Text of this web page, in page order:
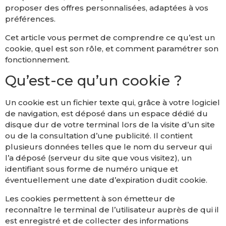
proposer des offres personnalisées, adaptées à vos
préférences.
Cet article vous permet de comprendre ce qu’est un
cookie, quel est son rôle, et comment paramétrer son
fonctionnement.
Qu’est-ce qu’un cookie ?
Un cookie est un fichier texte qui, grâce à votre logiciel
de navigation, est déposé dans un espace dédié du
disque dur de votre terminal lors de la visite d’un site
ou de la consultation d’une publicité. Il contient
plusieurs données telles que le nom du serveur qui
l’a déposé (serveur du site que vous visitez), un
identifiant sous forme de numéro unique et
éventuellement une date d’expiration dudit cookie.
Les cookies permettent à son émetteur de
reconnaître le terminal de l’utilisateur auprès de qui il
est enregistré et de collecter des informations